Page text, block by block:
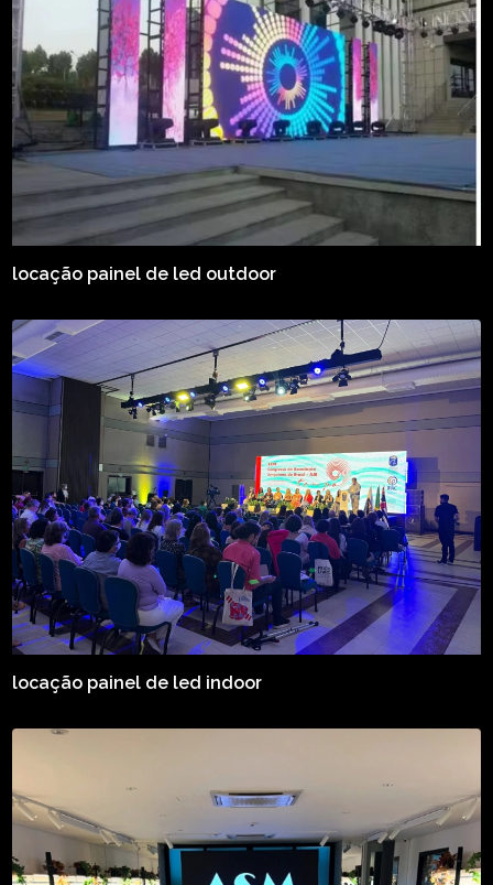
locação painel de led outdoor
locação painel de led indoor